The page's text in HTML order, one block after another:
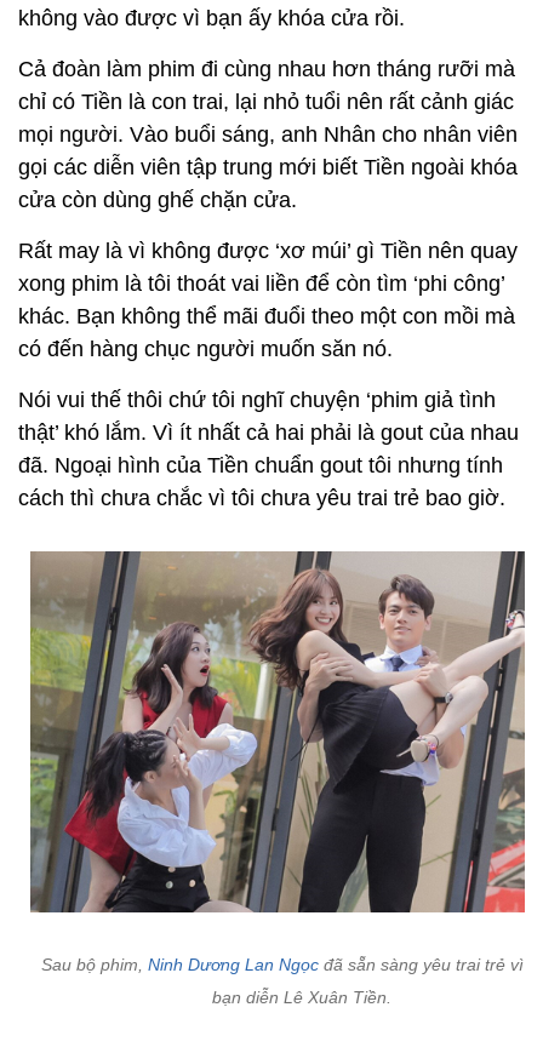
không vào được vì bạn ấy khóa cửa rồi.
Cả đoàn làm phim đi cùng nhau hơn tháng rưỡi mà
chỉ có Tiền là con trai, lại nhỏ tuổi nên rất cảnh giác
mọi người. Vào buổi sáng, anh Nhân cho nhân viên
gọi các diễn viên tập trung mới biết Tiền ngoài khóa
cửa còn dùng ghế chặn cửa.
Rất may là vì không được ‘xơ múi’ gì Tiền nên quay
xong phim là tôi thoát vai liền để còn tìm ‘phi công’
khác. Bạn không thể mãi đuổi theo một con mồi mà
có đến hàng chục người muốn săn nó.
Nói vui thế thôi chứ tôi nghĩ chuyện ‘phim giả tình
thật’ khó lắm. Vì ít nhất cả hai phải là gout của nhau
đã. Ngoại hình của Tiền chuẩn gout tôi nhưng tính
cách thì chưa chắc vì tôi chưa yêu trai trẻ bao giờ.
Sau bộ phim, Ninh Dương Lan Ngọc đã sẵn sàng yêu trai trẻ vì
bạn diễn Lê Xuân Tiền.